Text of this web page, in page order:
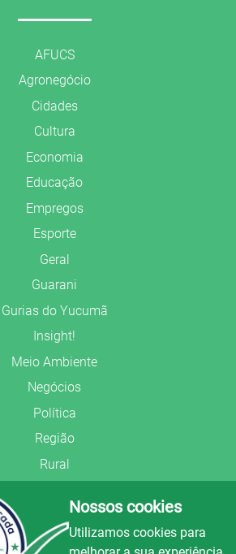
AFUCS
Agronegócio
Cidades
Cultura
Economia
Educação
Empregos
Esporte
Geral
Guarani
Gurias do Yucumã
Insight!
Meio Ambiente
Negócios
Política
Região
Rural
Segurança Pública
União Frederiquense
Nossos cookies
Utilizamos cookies para